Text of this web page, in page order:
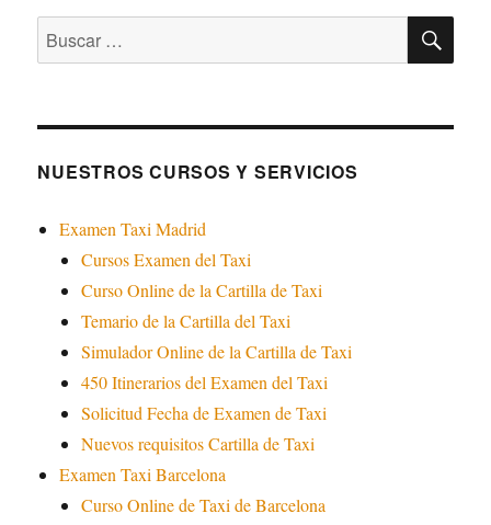
Buscar
por:
NUESTROS CURSOS Y SERVICIOS
Examen Taxi Madrid
Cursos Examen del Taxi
Curso Online de la Cartilla de Taxi
Temario de la Cartilla del Taxi
Simulador Online de la Cartilla de Taxi
450 Itinerarios del Examen del Taxi
Solicitud Fecha de Examen de Taxi
Nuevos requisitos Cartilla de Taxi
Examen Taxi Barcelona
Curso Online de Taxi de Barcelona